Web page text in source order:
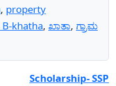
, property
khatha, ಖಾತಾ, ಗ್ರಾಮ
Scholarship- SSP